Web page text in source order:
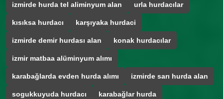
izmirde hurda tel aliminyum alan urla hurdacılar
kısıksa hurdacı karşıyaka hurdaci
izmirde demir hurdası alan konak hurdacılar
izmir matbaa alüminyum alımı
karabağlarda evden hurda alımı izmirde sarı hurda alan
sogukkuyuda hurdacı karabağlar hurda